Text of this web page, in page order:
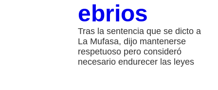
ebrios
Tras la sentencia que se dicto a
La Mufasa, dijo mantenerse
respetuoso pero consideró
necesario endurecer las leyes